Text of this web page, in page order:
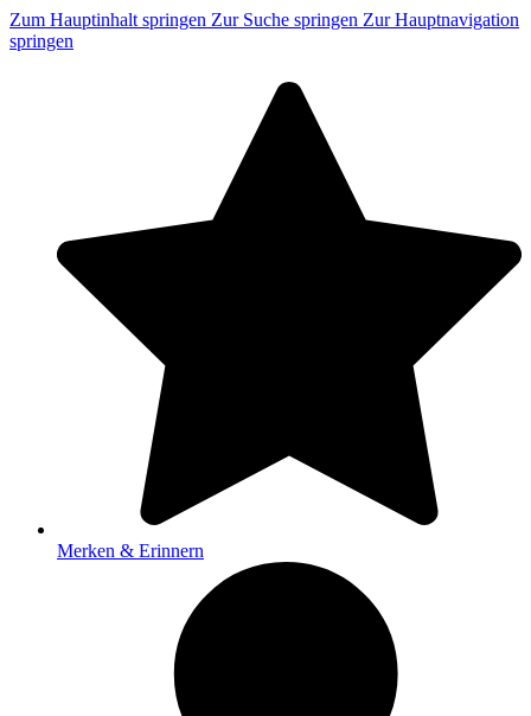
Zum Hauptinhalt springen Zur Suche springen Zur Hauptnavigation
springen
Merken & Erinnern